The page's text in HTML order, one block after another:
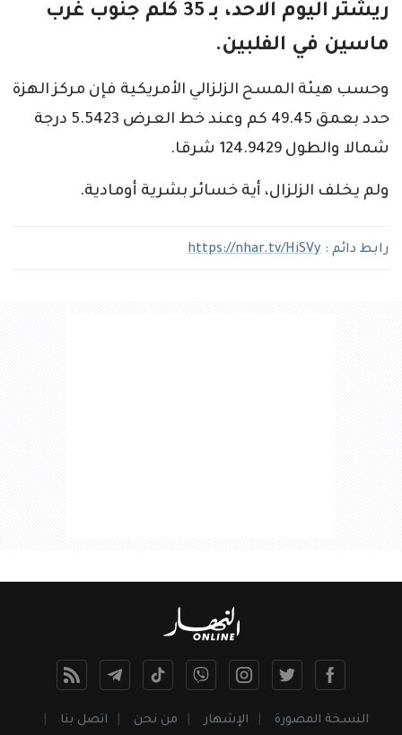
ريشتر اليوم الاحد، بـ 35 كلم جنوب غرب
ماسين في الفلبين.
وحسب هيئة المسح الزلزالي الأمريكية فإن مركز الهزة
حدد بعمق 49.45 كم وعند خط العرض 5.5423 درجة
شمالا والطول 124.9429 شرقا.
ولم يخلف الزلزال، أية خسائر بشرية أومادية.
رابط دائم : https://nhar.tv/HiSVy
النسخة المصورة الإشهار من نحن اتصل بنا